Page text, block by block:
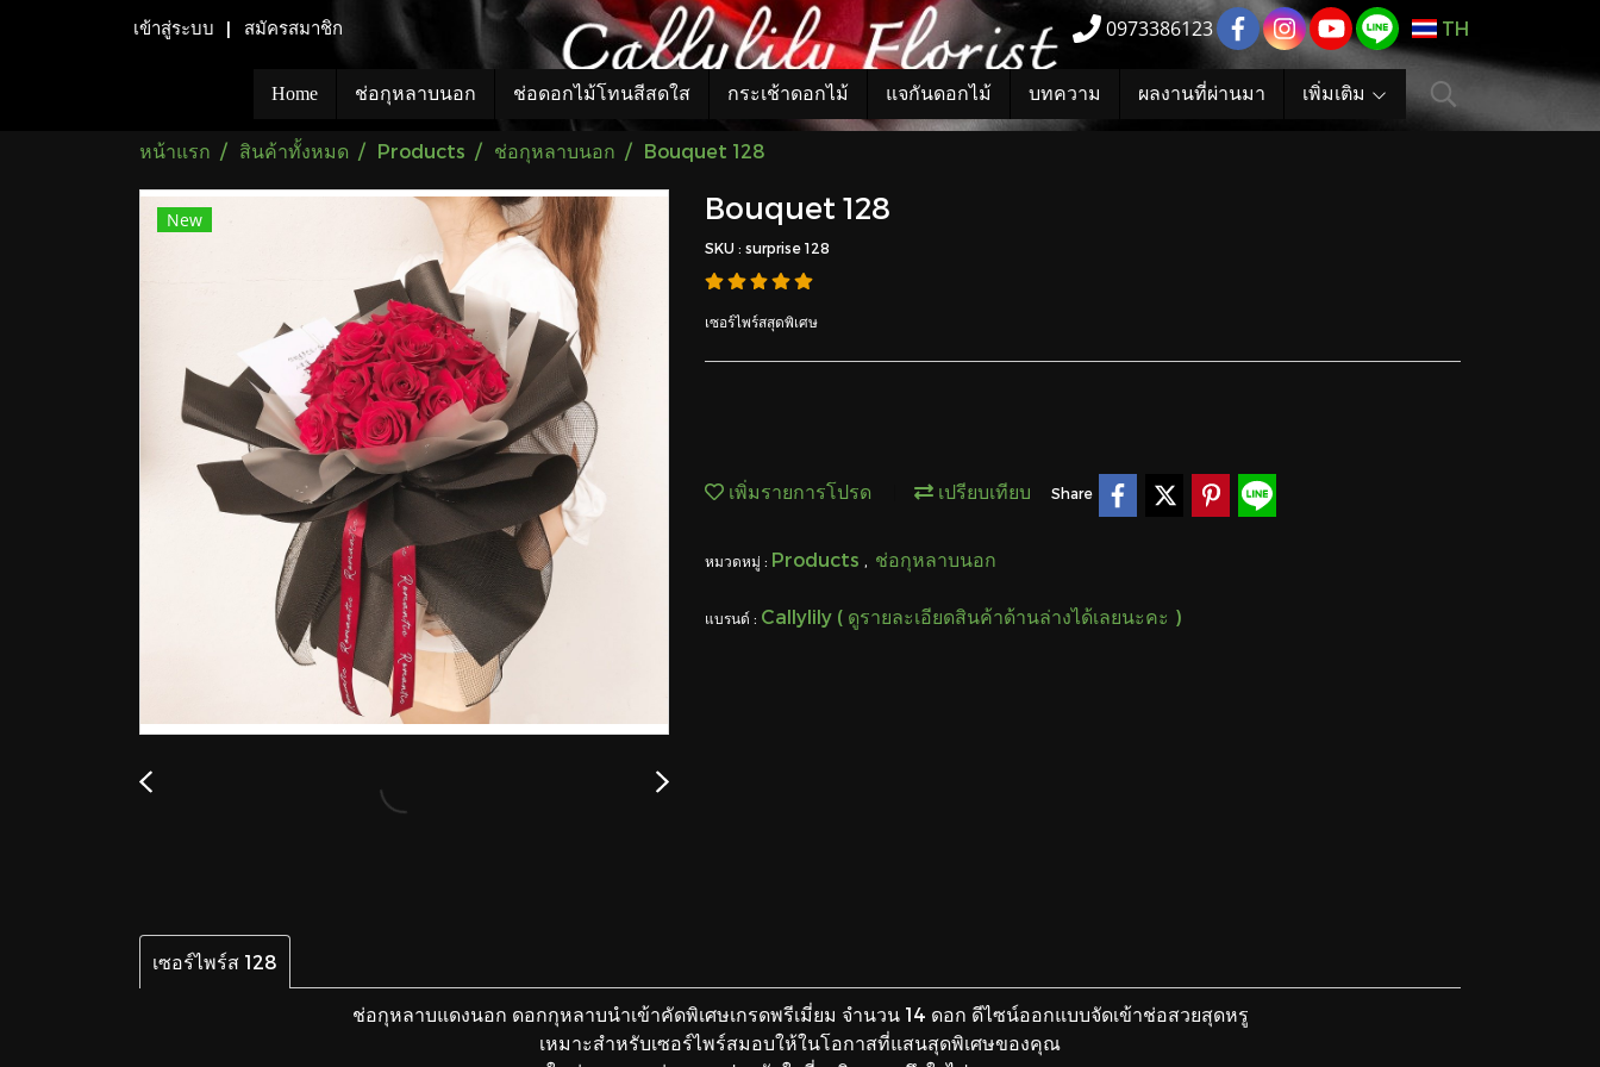
เข้าสู่ระบบ สมัครสมาชิก 0973386123 TH
Home ช่อกุหลาบนอก ช่อดอกไม้โทนสีสดใส กระเช้าดอกไม้ แจกันดอกไม้ บทความ ผลงานที่ผ่านมา เพิ่มเติม
หน้าแรก สินค้าทั้งหมด Products ช่อกุหลาบนอก Bouquet 128
New Bouquet 128
SKU : surprise 128
เซอร์ไพร์สสุดพิเศษ
เพิ่มรายการโปรด เปรียบเทียบ Share
หมวดหมู่ : Products , ช่อกุหลาบนอก
แบรนด์ : Callylily ( ดูรายละเอียดสินค้าด้านล่างได้เลยนะคะ )
เซอร์ไพร์ส 128
ช่อกุหลาบแดงนอก ดอกกุหลาบนำเข้าคัดพิเศษเกรดพรีเมี่ยม จำนวน 14 ดอก ดีไซน์ออกแบบจัดเข้าช่อสวยสุดหรู
เหมาะสำหรับเซอร์ไพร์สมอบให้ในโอกาสที่แสนสุดพิเศษของคุณ